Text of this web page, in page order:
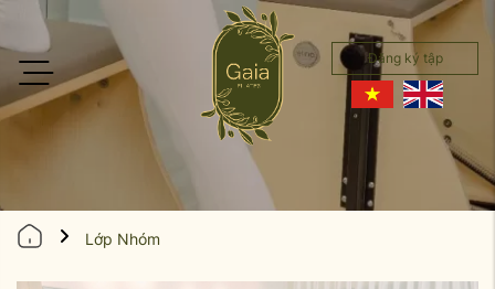
Đăng ký tập
Lớp Nhóm